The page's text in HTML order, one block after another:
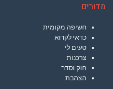
מדורים
חשיפה מקומית
כדאי לקרוא
טעים לי
צרכנות
חוק וסדר
הצהבת